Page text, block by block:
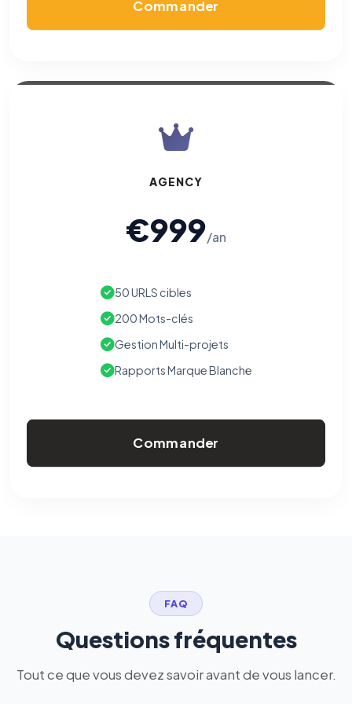
Commander
AGENCY
€999/an
50 URLS cibles
200 Mots-clés
Gestion Multi-projets
Rapports Marque Blanche
Commander
FAQ
Questions fréquentes
Tout ce que vous devez savoir avant de vous lancer.